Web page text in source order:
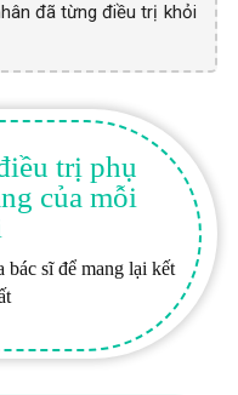
đã từng điều trị khỏi
trị phụ
của mỗi
bác sĩ để mang lại kết